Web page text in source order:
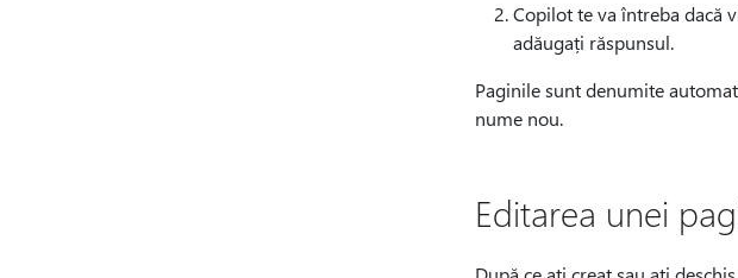
Copilot te va întreba dacă
adăugați răspunsul.
Paginile sunt denumite
nume nou.
Editarea unei